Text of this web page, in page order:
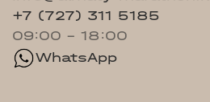
+7 (727) 311 5185
09:00 - 18:00
WhatsApp